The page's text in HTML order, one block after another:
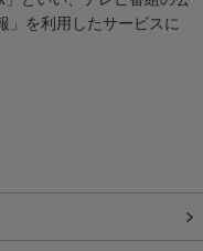
」を利用したサービスに